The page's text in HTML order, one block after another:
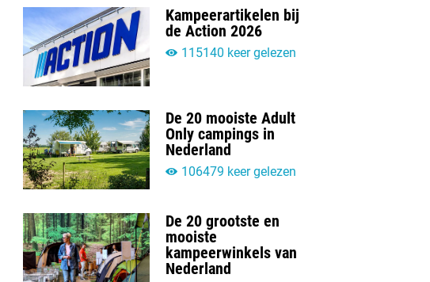
Kampeerartikelen bij
de Action 2026
115140 keer gelezen
De 20 mooiste Adult
Only campings in
Nederland
106479 keer gelezen
De 20 grootste en
mooiste
kampeerwinkels van
Nederland